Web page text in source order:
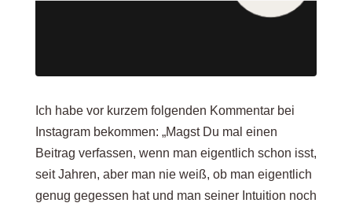
Ich habe vor kurzem folgenden Kommentar bei
Instagram bekommen: „Magst Du mal einen
Beitrag verfassen, wenn man eigentlich schon isst,
seit Jahren, aber man nie weiß, ob man eigentlich
genug gegessen hat und man seiner Intuition noch